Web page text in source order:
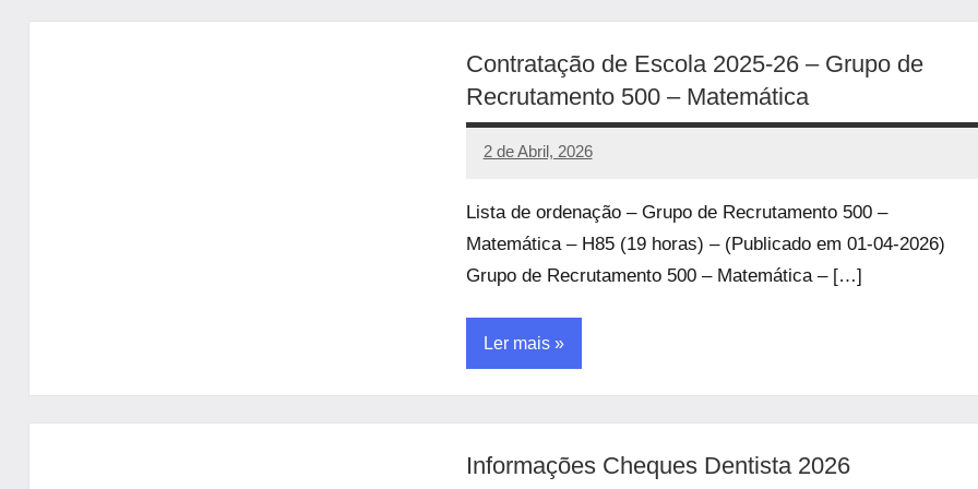
Contratação de Escola 2025-26 – Grupo de
Recrutamento 500 – Matemática
2 de Abril, 2026
manueljulio
Sem
Lista de ordenação – Grupo de Recrutamento 500 –
Matemática – H85 (19 horas) – (Publicado em 01-04-2026)
Grupo de Recrutamento 500 – Matemática – […]
Ler mais
Informações Cheques Dentista 2026